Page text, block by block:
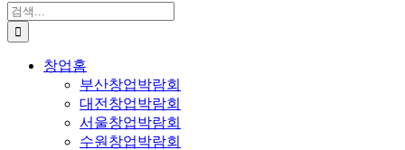
검
색:
창업홈
부산창업박람회
대전창업박람회
서울창업박람회
수원창업박람회